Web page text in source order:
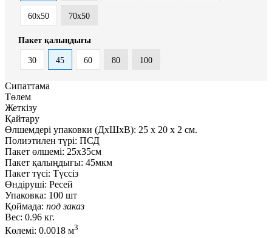
60x50 70x50
Пакет қалыңдығы
30 45 60 80 100
Сипаттама
Төлем
Жеткізу
Қайтару
Өлшемдері упаковки (ДxШxВ): 25 x 20 x 2 см.
Полиэтилен түрі: ПСД
Пакет өлшемі: 25x35см
Пакет қалыңдығы: 45мкм
Пакет түсі: Түссіз
Өндіруші: Ресей
Упаковка: 100 шт
Қоймада: под заказ
Вес: 0.96 кг.
Көлемі: 0.0018 м3